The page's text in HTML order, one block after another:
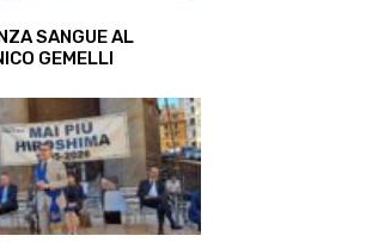
SANGUE AL
GEMELLI